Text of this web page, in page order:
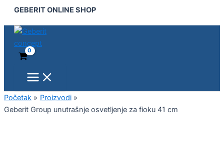
Pređi
sadržaj
GEBERIT ONLINE SHOP
Menu
Početak
Proizvodi
Geberit Group unutrašnje osvetljenje za fioku 41 cm
Group
unutrašnje
osvetljenje
fioku
količina